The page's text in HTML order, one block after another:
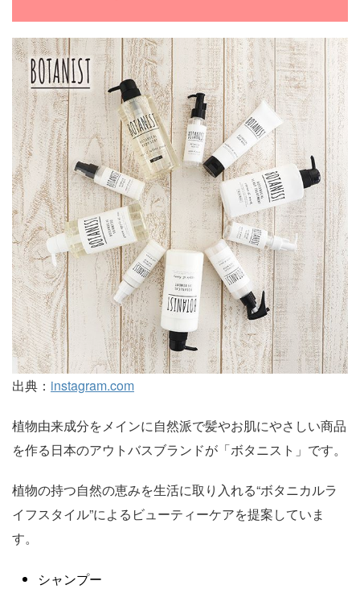
出典： instagram.com
植物由来成分をメインに自然派で髪やお肌にやさしい商品
を作る日本のアウトバスブランドが「ボタニスト」です。
植物の持つ自然の恵みを生活に取り入れる“ボタニカルラ
イフスタイル”によるビューティーケアを提案していま
す。
シャンプー